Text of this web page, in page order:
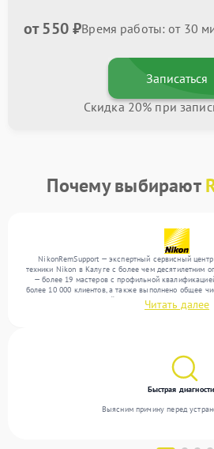
от 550 ₽Время работы: от 30
Записаться
Скидка 20% при
Почему выбирают
NikonRemSupport — экспертный сервисный
техники Nikon в Калуге с более чем десятилетним
— более 19 мастеров с профильной
более 10 000 клиентов, а также выполнено общее
Ежемесячно в сервисный центр поступает от 300
с широким спектром неисправностей иЧитать далее
Быстрая
Выясним причину перед